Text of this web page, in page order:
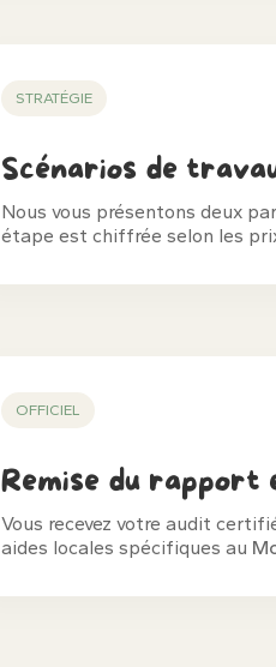
STRATÉGIE
Scénarios de
Nous vous présentons deux
étape est chiffrée selon les
OFFICIEL
Remise du rapport
Vous recevez votre audit
aides locales spécifiques au